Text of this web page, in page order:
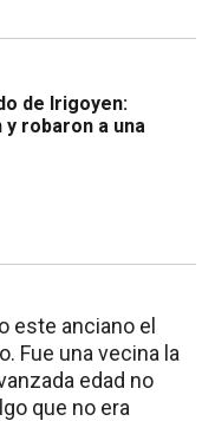
de Irigoyen:
robaron a una
este anciano el
Fue una vecina la
edad no
que no era